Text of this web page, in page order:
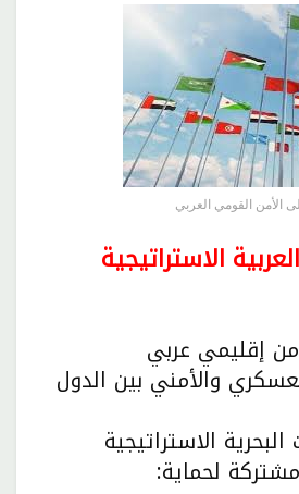
الأمن القومي العربي
الاستراتيجية
والأمني بين الدول
لحماية: